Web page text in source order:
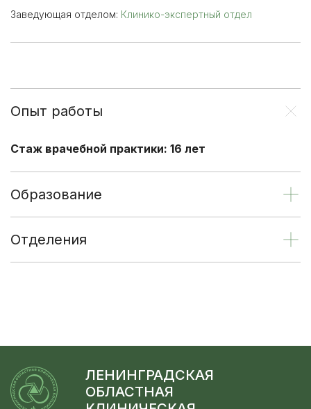
Заведующая отделом: Клинико-экспертный отдел
Опыт работы
Стаж врачебной практики: 16 лет
Образование
Отделения
ЛЕНИНГРАДСКАЯ
ОБЛАСТНАЯ